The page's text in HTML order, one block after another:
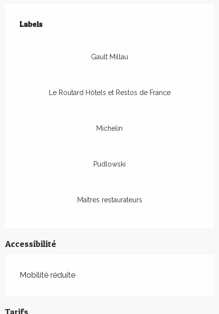
Labels
Labels
Gault Millau
Le Routard Hôtels et Restos de France
Michelin
Pudlowski
Maîtres restaurateurs
Accessibilité
Mobilité réduite
Tarifs